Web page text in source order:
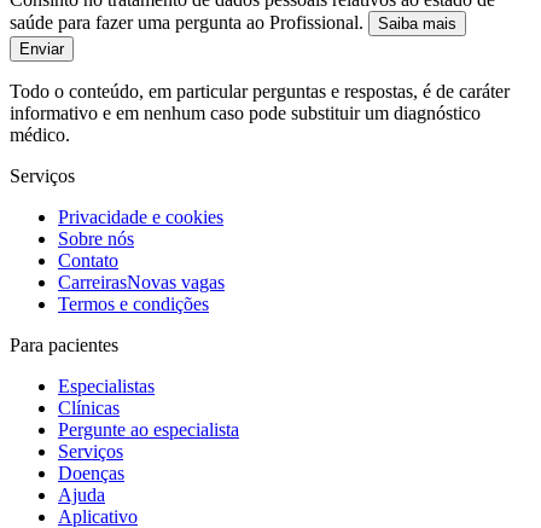
saúde para fazer uma pergunta ao Profissional.
Saiba mais
Enviar
Todo o conteúdo, em particular perguntas e respostas, é de caráter
informativo e em nenhum caso pode substituir um diagnóstico
médico.
Serviços
Privacidade e cookies
Sobre nós
Contato
CarreirasNovas vagas
Termos e condições
Para pacientes
Especialistas
Clínicas
Pergunte ao especialista
Serviços
Doenças
Ajuda
Aplicativo